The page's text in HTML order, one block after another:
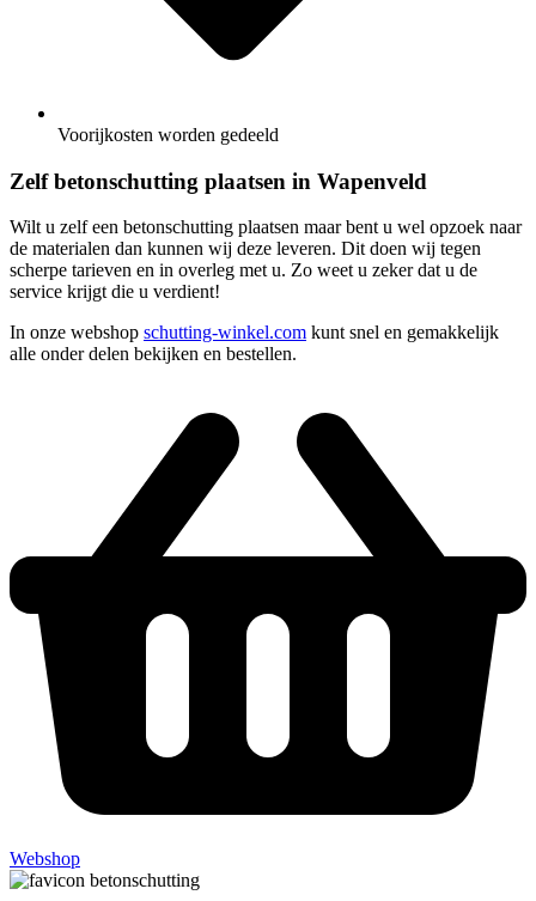
Voorijkosten worden gedeeld
Zelf betonschutting plaatsen in Wapenveld
Wilt u zelf een betonschutting plaatsen maar bent u wel opzoek naar
de materialen dan kunnen wij deze leveren. Dit doen wij tegen
scherpe tarieven en in overleg met u. Zo weet u zeker dat u de
service krijgt die u verdient!
In onze webshop schutting-winkel.com kunt snel en gemakkelijk
alle onder delen bekijken en bestellen.
Webshop